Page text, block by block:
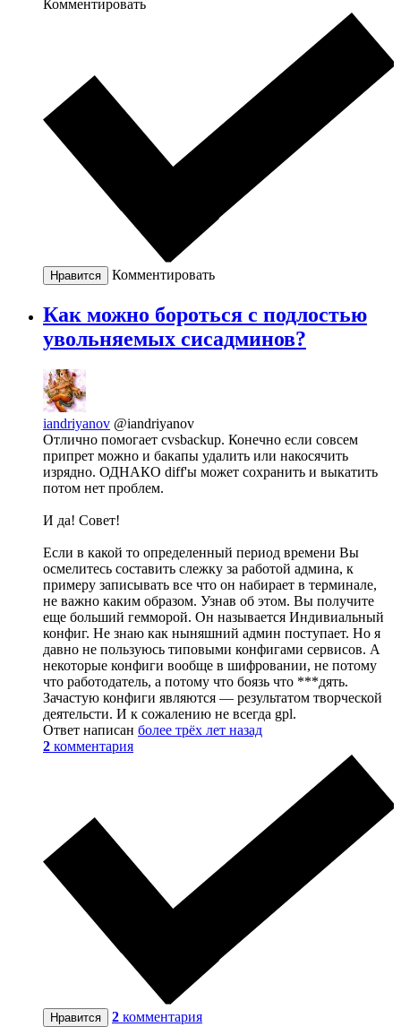
Комментировать
Нравится Комментировать
Как можно бороться с подлостью
увольняемых сисадминов?
iandriyanov @iandriyanov
Отлично помогает cvsbackup. Конечно если совсем
припрет можно и бакапы удалить или накосячить
изрядно. ОДНАКО diff'ы может сохранить и выкатить
потом нет проблем.
И да! Совет!
Если в какой то определенный период времени Вы
осмелитесь составить слежку за работой админа, к
примеру записывать все что он набирает в терминале,
не важно каким образом. Узнав об этом. Вы получите
еще больший гемморой. Он называется Индивиальный
конфиг. Не знаю как ныняшний админ поступает. Но я
давно не пользуюсь типовыми конфигами сервисов. А
некоторые конфиги вообще в шифровании, не потому
что работодатель, а потому что боязь что ***дять.
Зачастую конфиги являются — результатом творческой
деятельсти. И к сожалению не всегда gpl.
Ответ написан более трёх лет назад
2 комментария
Нравится 2 комментария